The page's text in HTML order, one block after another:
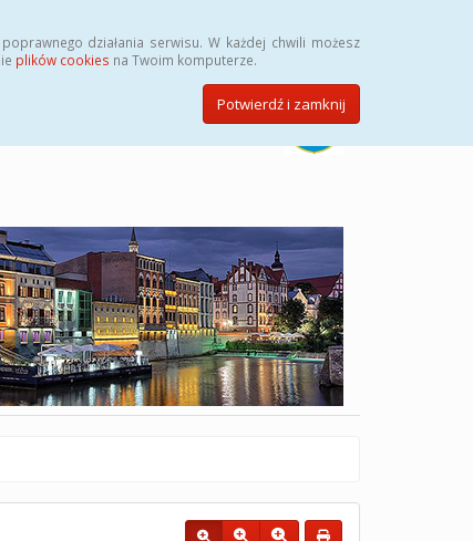
działania serwisu. W każdej chwili możesz
plików cookies na Twoim komputerze.
Potwierdź i zamknij